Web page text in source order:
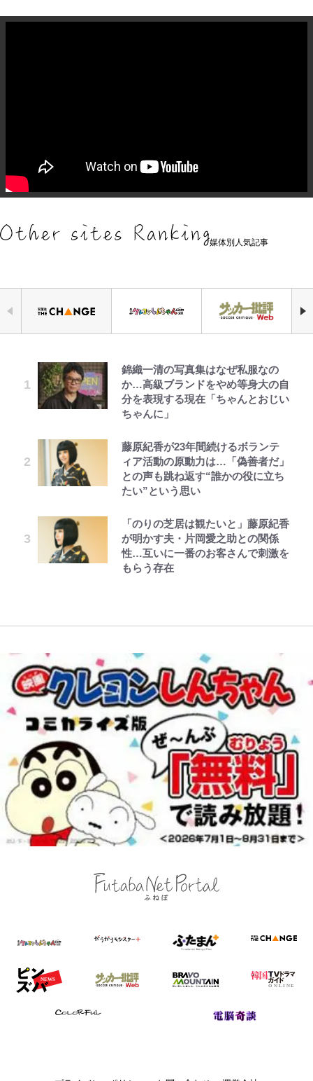
媒体別人気記事
錦織一清の写真集はなぜ私服なの
か…高級ブランドをやめ等身大の自
分を表現する現在「ちゃんとおじい
ちゃんに」
藤原紀香が23年間続けるボランテ
ィア活動の原動力は…「偽善者だ」
との声も跳ね返す“誰かの役に立ち
たい”という思い
「のりの芝居は観たいと」藤原紀香
が明かす夫・片岡愛之助との関係
性…互いに一番のお客さんで刺激を
もらう存在
えびめしの流儀
とうちゃんが出世するゾ
｢なんじゃこりゃあああ！｣本田圭
佑の古巣ミラン、漆黒×蛍光レッド
の超絶クールな新サードユニに世界
が熱狂｢サードなのにズルい｣｢こり
浦和と千葉の首をかしげる主力放
出、柏リカルドの下で新加入2人が
化ける！Jリーグに必要な外国人選
制｣の大激論】(4)
｢知念さんを煽ってたのと同じ
人？｣鹿島・鈴木優磨、大逆転勝利
公式-ヒロインが来る前に妊娠しま
した~詰んだはずの悪役令嬢です
が、どうやら違うようです~ 第1話
て追放された嫁のため、大国を滅ぼ
すことにした。 第2話(3)
公式-冒険家になろう! ~スキルボー
【キャンプ自己啓発】増えすぎたギ
アを棚卸し！ “ウルトラライト” 目
指した「自分スタイル」再構築でわ
かった「本当に必要な7つの道具」
荒々しい「火山帯」の一端にいるこ
とを体感！ 登頂約10分でも大迫力
「吾妻小富士」火口を1周する「1
ポ【福島県福島市】
「電気風呂の数は全国一」温泉じゃ
ないのに大満足！ 上高地帰りに寄
「自分の絵ごと、このジャンルはそ
ろそろ終わりかな」江口寿史が炎上
を経て樋口毅宏に語ったこと
弾」がスタート！まさかの人気アイ
テムに称賛続々「豪華すぎる！」
1万円超えも「納得のクオリティ」
10万針以上の密度で再現された“め
ぐみん刺繍ワークシャツ”にファン
も感動
空の轍と大地の雲と 第1回
レビュー『仮面家族』悠木シュン・
千葉雄大、ほっそりイケメン近影に
「顔パンパンだったのに」反響 視
聴者が想った激変の納得理由
の“共演”ショットに「夫婦で写っ
てるの尊い」 長女はもう23歳
黒木啓司が妻・宮崎麗果にDV報
た“異変”…削除していたラブラブ
投稿